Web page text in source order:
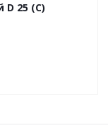
25 (С)